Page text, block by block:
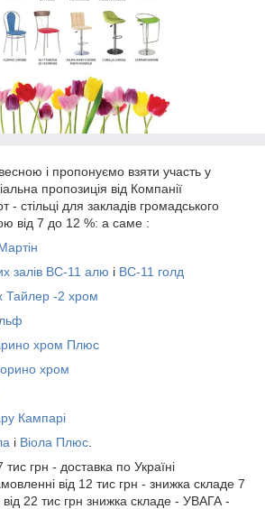
і пропонуємо взяти участь у
пропозиція від Компанії
- стільці для закладів громадського
від 7 до 12 %: а саме :
залів ВС-11 алю і ВС-11 голд
Тайлер -2 хром
хром Плюс
хром
Кампарі
і Віола Плюс
грн - доставка по Україні
від 12 тис грн - знижка складе 7
22 тис грн знижка складе - УВАГА -